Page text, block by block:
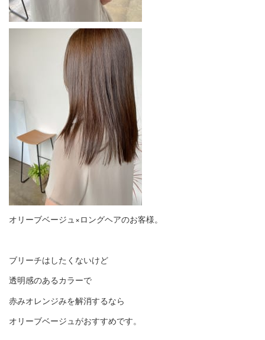
オリーブベージュ×ロングヘアのお客様。
ブリーチはしたくないけど
透明感のあるカラーで
赤みオレンジみを解消するなら
オリーブベージュがおすすめです。